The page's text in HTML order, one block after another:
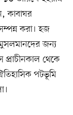
কাবাঘর
করা। হজ
মুসলমানদের জন্য
প্রাচীনকাল থেকে
পটভূমি